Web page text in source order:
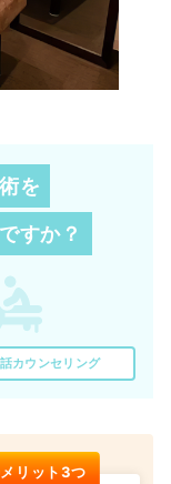
を
すか？
カウンセリング
リット3つ